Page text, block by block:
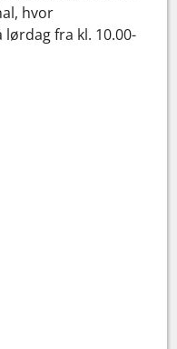
hvor
fra kl. 10.00-